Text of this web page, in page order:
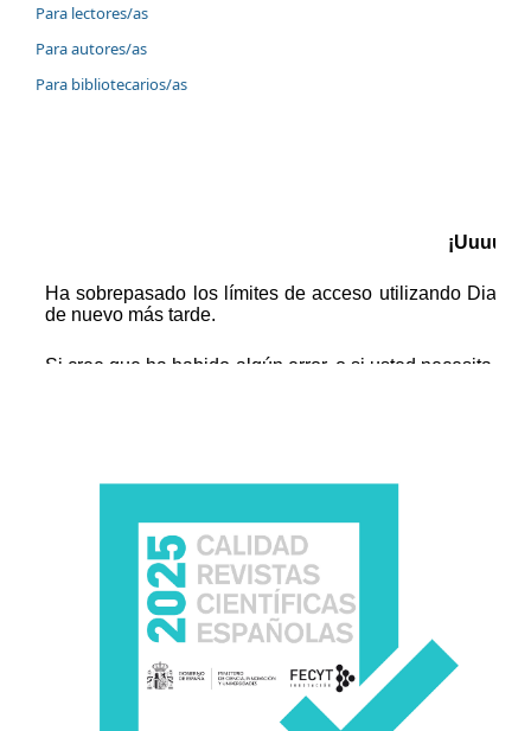
Para lectores/as
Para autores/as
Para bibliotecarios/as